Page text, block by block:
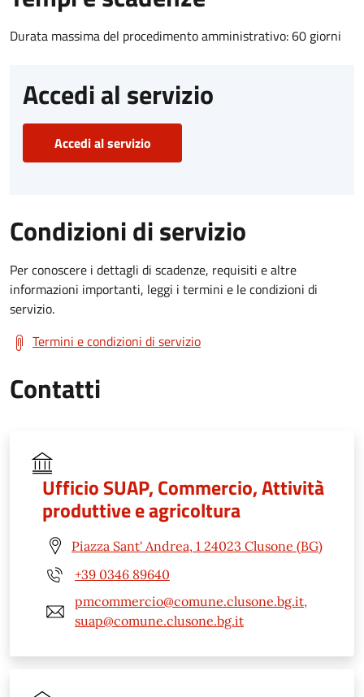
Durata massima del procedimento amministrativo: 60 giorni
Accedi al servizio
Accedi al servizio
Condizioni di servizio
Per conoscere i dettagli di scadenze, requisiti e altre
informazioni importanti, leggi i termini e le condizioni di
servizio.
Termini e condizioni di servizio
Contatti
Ufficio SUAP, Commercio, Attività
produttive e agricoltura
Piazza Sant' Andrea, 1 24023 Clusone (BG)
+39 0346 89640
pmcommercio@comune.clusone.bg.it,
suap@comune.clusone.bg.it